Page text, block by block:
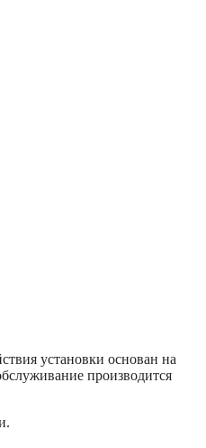
установки основан на
производится